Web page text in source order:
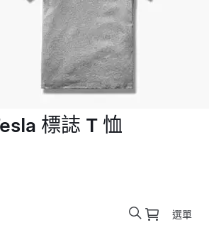
標誌 T 恤
選單